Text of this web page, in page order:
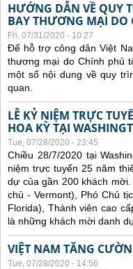
HƯỚNG DẪN VỀ QUY
BAY THƯƠNG MẠI DO
Fri, 07/31/2020 - 10:27
Để hỗ trợ công dân Việt
thương mại do Chính phủ
một số nội dung về quy
quan.
LỄ KỶ NIỆM TRỰC
HOA KỲ TẠI
Tue, 07/28/2020 - 23:45
Chiều 28/7/2020 tại
niệm trực tuyến 25 năm
dự của gần 200 khách
chủ - Vermont), Phó Chủ
Florida), Thành viên cao
là những khách mời danh
VIỆT NAM TĂNG
Tue, 07/28/2020 - 14:56